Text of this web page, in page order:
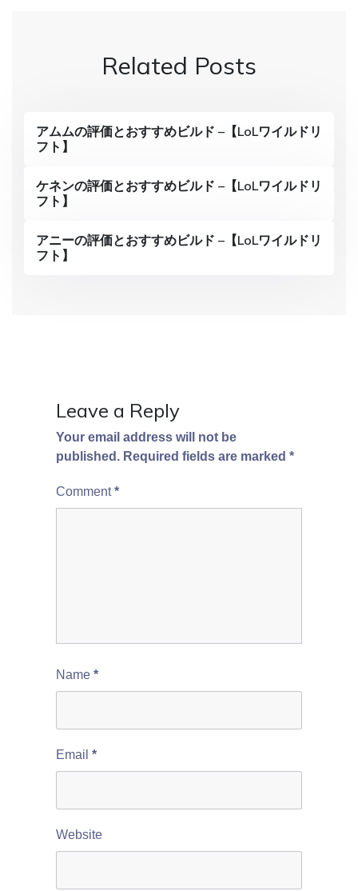
Related Posts
アムムの評価とおすすめビルド –【LoLワイルドリ
フト】
ケネンの評価とおすすめビルド –【LoLワイルドリ
フト】
アニーの評価とおすすめビルド –【LoLワイルドリ
フト】
Leave a Reply
Your email address will not be
published. Required fields are marked *
Comment*
Name *
Email *
Website